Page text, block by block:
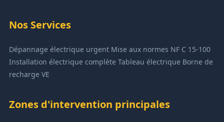
Nos Services
Dépannage électrique urgent Mise aux normes NF C 15-100
Installation électrique complète Tableau électrique Borne de
recharge VE
Zones d'intervention principales